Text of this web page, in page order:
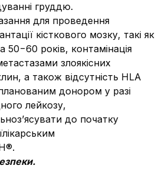
груддю.
для проведення
кісткового мозку, такі як
50−60 років, контамінація
злоякісних
а також відсутність HLA
донором у разі
лейкозу,
до початку